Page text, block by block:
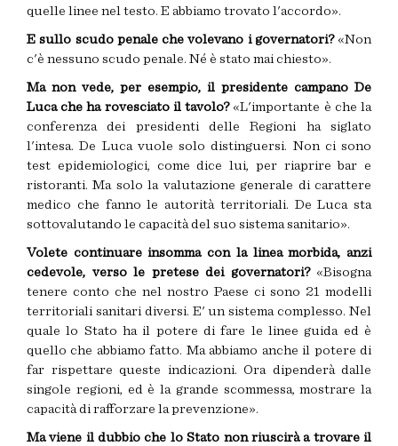
quelle linee nel testo. E abbiamo trovato l'accordo».
E sullo scudo penale che volevano i governatori?«Non
c'è nessuno scudo penale. Né è stato mai chiesto».
Ma non vede, per esempio, il presidente campano De
Luca che ha rovesciato il tavolo?«L'importante è che la
conferenza dei presidenti delle Regioni ha siglato
l'intesa. De Luca vuole solo distinguersi. Non ci sono
test epidemiologici, come dice lui, per riaprire bar e
ristoranti. Ma solo la valutazione generale di carattere
medico che fanno le autorità territoriali. De Luca sta
sottovalutando le capacità del suo sistema sanitario».
Volete continuare insomma con la linea morbida, anzi
cedevole, verso le pretese dei governatori? «Bisogna
tenere conto che nel nostro Paese ci sono 21 modelli
territoriali sanitari diversi. E' un sistema complesso. Nel
quale lo Stato ha il potere di fare le linee guida ed è
quello che abbiamo fatto. Ma abbiamo anche il potere di
far rispettare queste indicazioni. Ora dipenderà dalle
singole regioni, ed è la grande scommessa, mostrare la
capacità di rafforzare la prevenzione».
Ma viene il dubbio che lo Stato non riuscirà a trovare il